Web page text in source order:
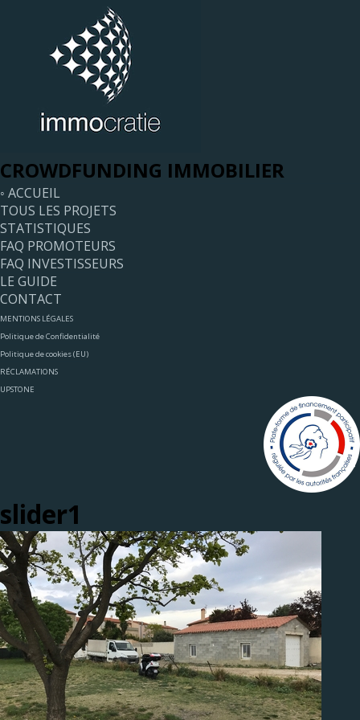
CROWDFUNDING IMMOBILIER
◦ ACCUEIL
TOUS LES PROJETS
STATISTIQUES
FAQ PROMOTEURS
FAQ INVESTISSEURS
LE GUIDE
CONTACT
MENTIONS LÉGALES
Politique de Confidentialité
Politique de cookies (EU)
RÉCLAMATIONS
UPSTONE
slider1